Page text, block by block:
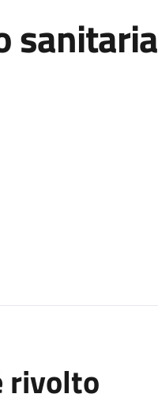
sanitaria
rivolto